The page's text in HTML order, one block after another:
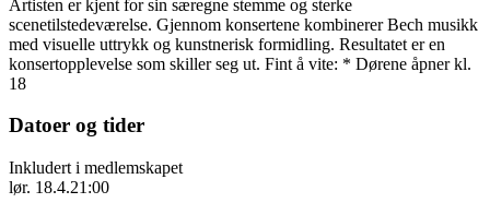
Artisten er kjent for sin særegne stemme og sterke
scenetilstedeværelse. Gjennom konsertene kombinerer Bech musikk
med visuelle uttrykk og kunstnerisk formidling. Resultatet er en
konsertopplevelse som skiller seg ut. Fint å vite: * Dørene åpner kl.
18
Datoer og tider
Inkludert i medlemskapet
lør. 18.4.21:00